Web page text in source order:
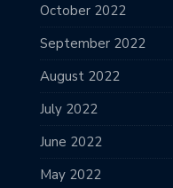
October 2022
September 2022
August 2022
July 2022
June 2022
May 2022